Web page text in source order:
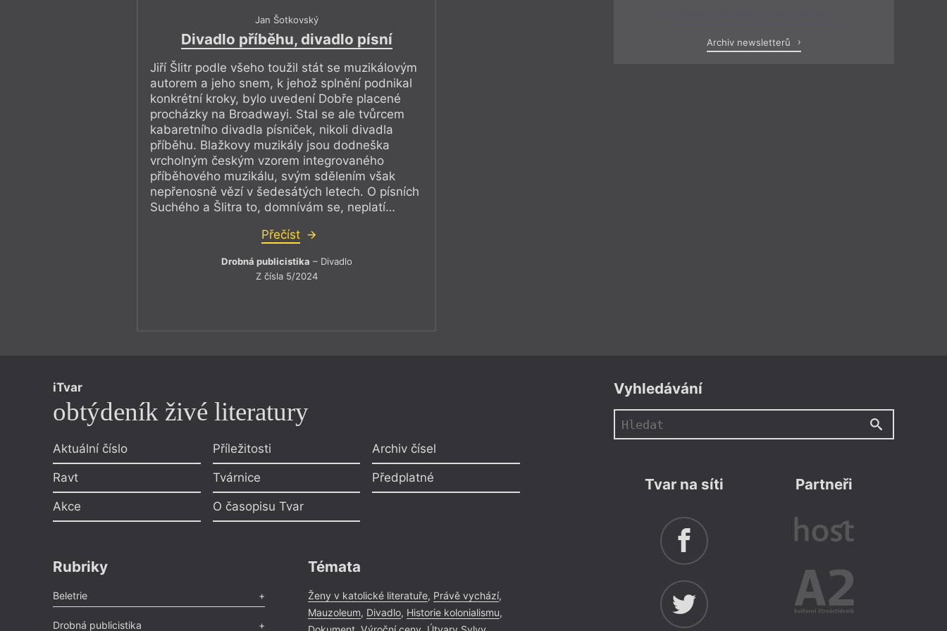
Jan Šotkovský
Divadlo příběhu, divadlo písní
Jiří Šlitr podle všeho toužil stát se muzikálovým
autorem a jeho snem, k jehož splnění podnikal
konkrétní kroky, bylo uvedení Dobře placené
procházky na Broadwayi. Stal se ale tvůrcem
kabaretního divadla písniček, nikoli divadla
příběhu. Blažkovy muzikály jsou dodneška
vrcholným českým vzorem integrovaného
příběhového muzikálu, svým sdělením však
nepřenosně vězí v šedesátých letech. O písních
Suchého a Šlitra to, domnívám se, neplatí…
Přečíst
Drobná publicistika – Divadlo
Z čísla 5/2024
Archiv newsletterů
iTvar
obtýdeník živé literatury
Aktuální číslo
Ravt
Akce
Příležitosti
Tvárnice
O časopisu Tvar
Archiv čísel
Předplatné
Rubriky
Beletrie
Poezie,Próza,Dokumenty
Drobná publicistika
Témata
Ženy v katolické literatuře, Právě vychází,
Mauzoleum, Divadlo, Historie kolonialismu,
Vyhledávání
Tvar na síti Partneři